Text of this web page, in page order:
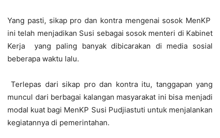
Yang pasti, sikap pro dan kontra mengenai sosok MenKP
ini telah menjadikan Susi sebagai sosok menteri di Kabinet
Kerja yang paling banyak dibicarakan di media sosial
beberapa waktu lalu.
Terlepas dari sikap pro dan kontra itu, tanggapan yang
muncul dari berbagai kalangan masyarakat ini bisa menjadi
modal kuat bagi MenKP Susi Pudjiastuti untuk menjalankan
kegiatannya di pemerintahan.